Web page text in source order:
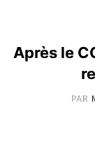
Après le
PAR